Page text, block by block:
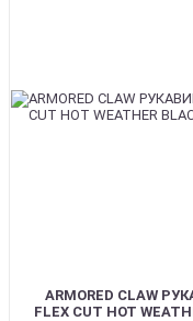
ARMORED CLAW
FLEX CUT HOT